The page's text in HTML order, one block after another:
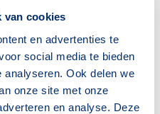
van cookies
en advertenties te
social media te bieden
Ook delen we
onze site met onze
en analyse. Deze
580
580
1160